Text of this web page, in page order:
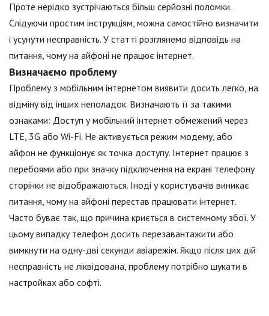
Проте нерідко зустрічаються більш серйозні поломки.
Слідуючи простим інструкціям, можна самостійно визначити
і усунути несправність. У статті розглянемо відповідь на
питання, чому на айфоні не працює інтернет.
Визначаємо проблему
Проблему з мобільним інтернетом виявити досить легко, на
відміну від інших неполадок. Визначають її за такими
ознаками: Доступ у мобільний інтернет обмежений через
LTE, 3G або Wi-Fi. Не активується режим модему, або
айфон не функціонує як точка доступу. Інтернет працює з
перебоями або при значку підключення на екрані телефону
сторінки не відображаються. Іноді у користувачів виникає
питання, чому на айфоні перестав працювати інтернет.
Часто буває так, що причина криється в системному збої. У
цьому випадку телефон досить перезавантажити або
вимкнути на одну-дві секунди авіарежім. Якщо після цих дій
несправність не ліквідована, проблему потрібно шукати в
настройках або софті.